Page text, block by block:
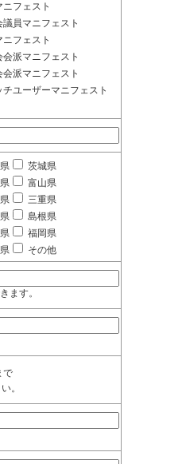
ニフェスト
議員マニフェスト
ニフェスト
会派マニフェスト
会派マニフェスト
チユーザーマニフェスト
茨城県
富山県
三重県
島根県
福岡県
その他
ます。
で
。